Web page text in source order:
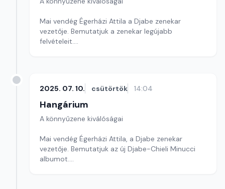
Mai vendég Égerházi Attila a Djabe zenekar
vezetője. Bemutatjuk a zenekar legújabb
felvételeit.
2025. 07. 10. csütörtök 14:04
Hangárium
A könnyűzene kiválóságai
Mai vendég Égerházi Attila, a Djabe zenekar
vezetője. Bemutatjuk az új Djabe-Chieli Minucci
albumot.